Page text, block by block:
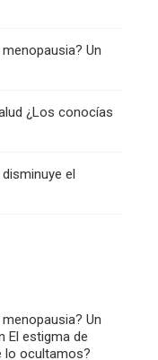
Un
¿Los conocías
el
Un
El estigma de
lo ocultamos?